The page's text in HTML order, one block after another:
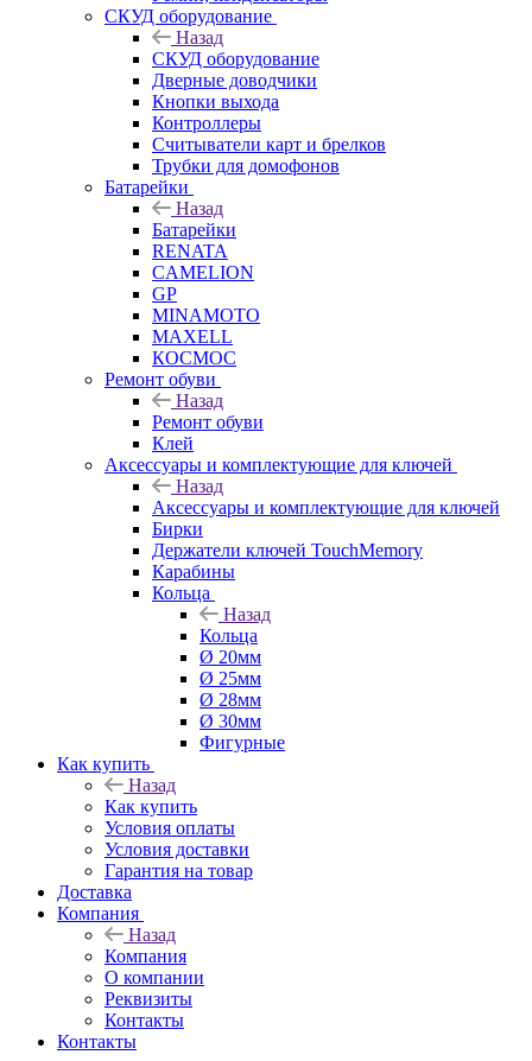
СКУД оборудование
Назад
СКУД оборудование
Дверные доводчики
Кнопки выхода
Контроллеры
Считыватели карт и брелков
Трубки для домофонов
Батарейки
Назад
Батарейки
RENATA
CAMELION
GP
MINAMOTO
MAXELL
КОСМОС
Ремонт обуви
Назад
Ремонт обуви
Клей
Аксессуары и комплектующие для ключей
Назад
Аксессуары и комплектующие для ключей
Бирки
Держатели ключей TouchMemory
Карабины
Кольца
Назад
Кольца
Ø 20мм
Ø 25мм
Ø 28мм
Ø 30мм
Фигурные
Как купить
Назад
Как купить
Условия оплаты
Условия доставки
Гарантия на товар
Доставка
Компания
Назад
Компания
О компании
Реквизиты
Контакты
Контакты